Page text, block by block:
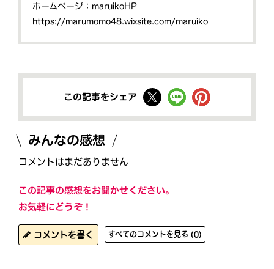
ホームページ：maruikoHP​
https://marumomo48.wixsite.com/maruiko
この記事をシェア
みんなの感想
コメントはまだありません
この記事の感想をお聞かせください。
お気軽にどうぞ！
コメントを書く すべてのコメントを見る (0)